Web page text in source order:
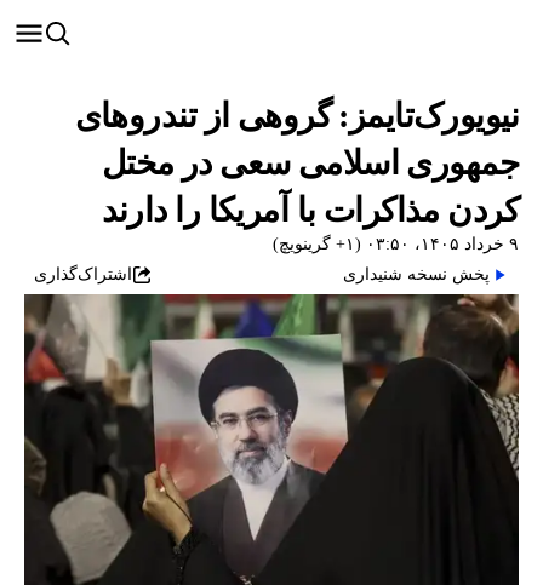
نیویورک‌تایمز: گروهی از تندروهای
جمهوری اسلامی سعی در مختل
کردن مذاکرات با آمریکا را دارند
۹ خرداد ۱۴۰۵، ۰۳:۵۰ (‎+۱ گرینویچ)
پخش نسخه شنیداری
اشتراک‌گذاری